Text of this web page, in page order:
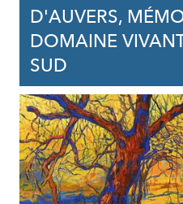
D'AUVERS,
DOMAINE
SUD